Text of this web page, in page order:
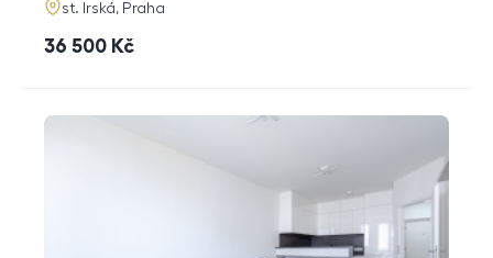
adresa
st. Irská, Praha
cena
36 500 Kč